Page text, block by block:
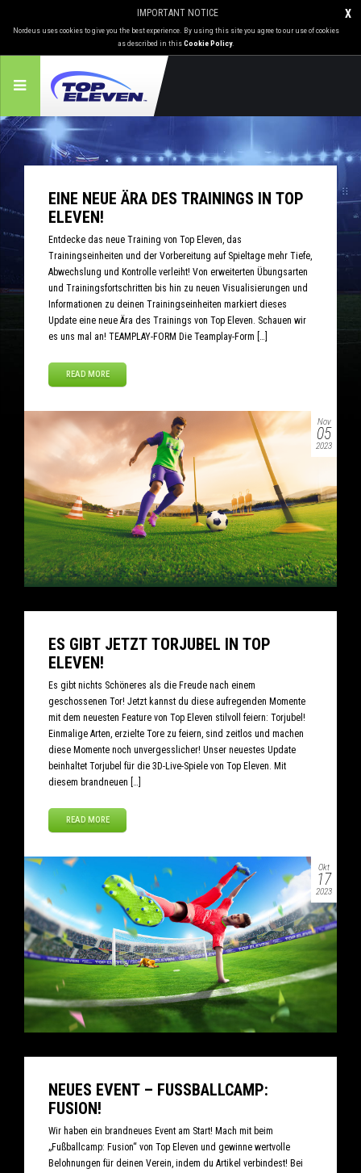
X
IMPORTANT NOTICE
Nordeus uses cookies to give you the best experience. By using this site you agree to our use of cookies
as described in thisCookie Policy.
EINE NEUE ÄRA DES TRAININGS IN TOP
ELEVEN!
Entdecke das neue Training von Top Eleven, das
Trainingseinheiten und der Vorbereitung auf Spieltage mehr Tiefe,
Abwechslung und Kontrolle verleiht! Von erweiterten Übungsarten
und Trainingsfortschritten bis hin zu neuen Visualisierungen und
Informationen zu deinen Trainingseinheiten markiert dieses
Update eine neue Ära des Trainings von Top Eleven. Schauen wir
es uns mal an! TEAMPLAY-FORM Die Teamplay-Form […]
READ MORE
Nov
05
2023
ES GIBT JETZT TORJUBEL IN TOP
ELEVEN!
Es gibt nichts Schöneres als die Freude nach einem
geschossenen Tor! Jetzt kannst du diese aufregenden Momente
mit dem neuesten Feature von Top Eleven stilvoll feiern: Torjubel!
Einmalige Arten, erzielte Tore zu feiern, sind zeitlos und machen
diese Momente noch unvergesslicher! Unser neuestes Update
beinhaltet Torjubel für die 3D-Live-Spiele von Top Eleven. Mit
diesem brandneuen […]
READ MORE
Okt
17
2023
NEUES EVENT – FUSSBALLCAMP: F
USION!
Wir haben ein brandneues Event am Start! Mach mit beim
„Fußballcamp: Fusion“ von Top Eleven und gewinne wertvolle
Belohnungen für deinen Verein, indem du Artikel verbindest! Bei